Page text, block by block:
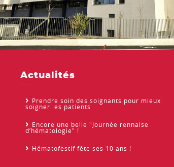
Actualités
Prendre soin des soignants pour mieux
soigner les patients
Encore une belle "Journée rennaise
d’hématologie" !
Hématofestif fête ses 10 ans !